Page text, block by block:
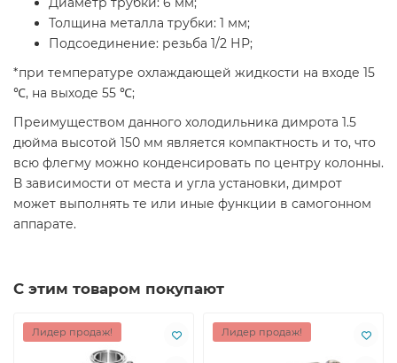
Толщина металла трубки: 1 мм;
Подсоединение: резьба 1/2 НР;
*при температуре охлаждающей жидкости на входе 15
℃, на выходе 55 ℃;
Преимуществом данного холодильника димрота 1.5
дюйма высотой 150 мм является компактность и то, что
всю флегму можно конденсировать по центру колонны.
В зависимости от места и угла установки, димрот
может выполнять те или иные функции в самогонном
аппарате.
С этим товаром покупают
Лидер продаж! Лидер продаж!